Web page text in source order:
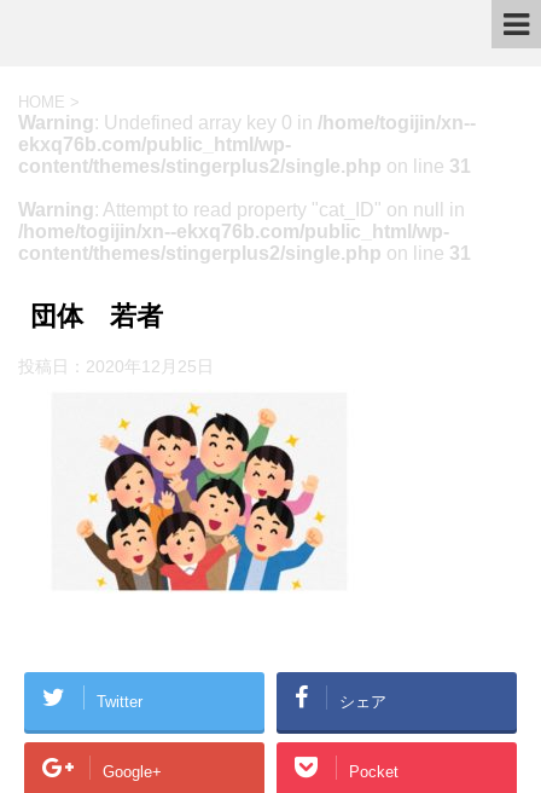
HOME >
Warning: Undefined array key 0 in /home/togijin/xn--
ekxq76b.com/public_html/wp-
content/themes/stingerplus2/single.php on line 31
Warning: Attempt to read property "cat_ID" on null in
/home/togijin/xn--ekxq76b.com/public_html/wp-
content/themes/stingerplus2/single.php on line 31
団体 若者
投稿日： 2020年12月25日
Twitter シェア
Google+ Pocket